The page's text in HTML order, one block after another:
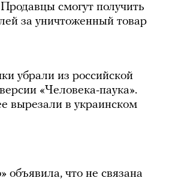
смогут получить
за уничтоженный товар
убрали из российской
«Человека-паука».
вырезали в украинском
объявила, что не связана